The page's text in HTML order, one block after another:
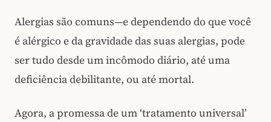
Alergias são comuns—e dependendo do que você
é alérgico e da gravidade das suas alergias, pode
ser tudo desde um incômodo diário, até uma
deficiência debilitante, ou até mortal.
Agora, a promessa de um ‘tratamento universal’